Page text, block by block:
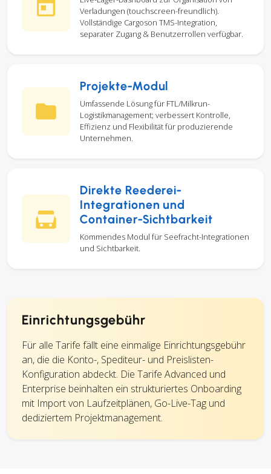
Verladungen (touchscreen-freundlich).
Vollständige Cargoson TMS-Integration,
separater Zugang & Benutzerrollen verfügbar.
Projekte-Modul
Umfassende Lösung für FTL/Milkrun-
Logistikmanagement; verbessert Kontrolle,
Effizienz und Flexibilität für produzierende
Unternehmen.
Direkte Reederei-
Integrationen und
Container-Sichtbarkeit
Kommendes Modul für Seefracht-Integrationen
und Sichtbarkeit.
Einrichtungsgebühr
Für alle Tarife fällt eine einmalige Einrichtungsgebühr
an, die die Konto-, Spediteur- und Preislisten-
Konfiguration abdeckt. Die Tarife Advanced und
Enterprise beinhalten ein strukturiertes Onboarding
mit Import von Laufzeitplänen, Go-Live-Tag und
dediziertem Projektmanagement.